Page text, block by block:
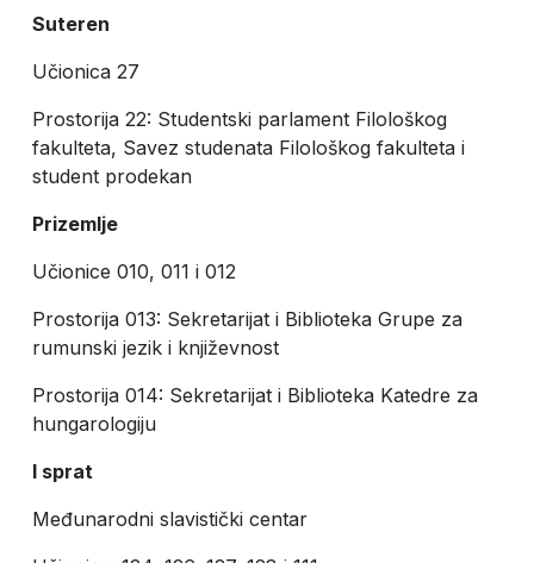
Suteren
Učionica 27
Prostorija 22: Studentski parlament Filološkog
fakulteta, Savez studenata Filološkog fakulteta i
student prodekan
Prizemlje
Učionice 010, 011 i 012
Prostorija 013: Sekretarijat i Biblioteka Grupe za
rumunski jezik i književnost
Prostorija 014: Sekretarijat i Biblioteka Katedre za
hungarologiju
Isprat
Međunarodni slavistički centar